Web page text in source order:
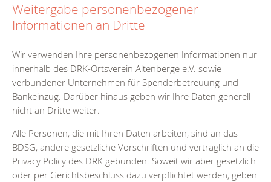
Weitergabe personenbezogener
Informationen an Dritte
Wir verwenden Ihre personenbezogenen Informationen nur
innerhalb des DRK-Ortsverein Altenberge e.V. sowie
verbundener Unternehmen für Spenderbetreuung und
Bankeinzug. Darüber hinaus geben wir Ihre Daten generell
nicht an Dritte weiter.
Alle Personen, die mit Ihren Daten arbeiten, sind an das
BDSG, andere gesetzliche Vorschriften und vertraglich an die
Privacy Policy des DRK gebunden. Soweit wir aber gesetzlich
oder per Gerichtsbeschluss dazu verpflichtet werden, geben